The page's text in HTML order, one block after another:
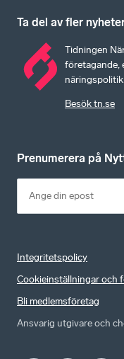
Ta del av fler
Tidningen
företagande,
Besök tn.se
Prenumerera på
Integritetspolicy
Cookieinställningar och
Bli medlemsföretag
Ansvarig utgivare och